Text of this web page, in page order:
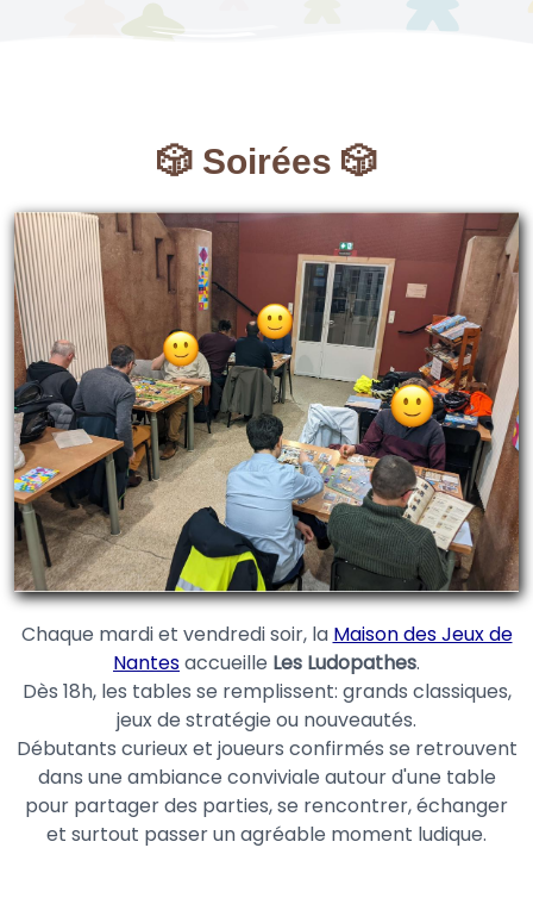
🎲 Soirées 🎲
Chaque mardi et vendredi soir, la Maison des Jeux de
Nantesaccueille Les Ludopathes.
Dès 18h, les tables se remplissent: grands classiques,
jeux de stratégie ou nouveautés.
Débutants curieux et joueurs confirmés se retrouvent
dans une ambiance conviviale autour d'une table
pour partager des parties, se rencontrer, échanger
et surtout passer un agréable moment ludique.